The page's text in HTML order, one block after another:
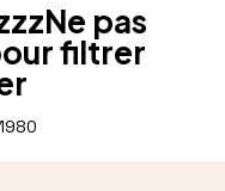
pas
filtrer